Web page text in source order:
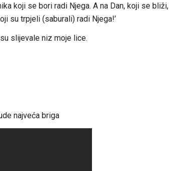
koji se bori radi Njega. A na Dan, koji se bliži,
su trpjeli (saburali) radi Njega!’
slijevale niz moje lice.
najveća briga